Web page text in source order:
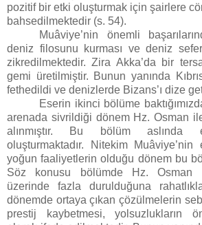
pozitif bir etki oluşturmak için şairlere
bahsedilmektedir (s. 54).
Muâviye’nin önemli
deniz filosunu kurması ve deniz
zikredilmektedir. Zira Akka’da bir
gemi üretilmiştir. Bunun yanında
fethedildi ve denizlerde Bizans’ı dize
Eserin ikinci bölüme
arenada sivrildiği dönem Hz. Osman
alınmıştır. Bu bölüm aslında
oluşturmaktadır. Nitekim
yoğun faaliyetlerin olduğu dönem bu
Söz konusu bölümde Hz. Osman
üzerinde fazla durulduğuna
dönemde ortaya çıkan çözülmelerin
prestij kaybetmesi, yolsuzlukların